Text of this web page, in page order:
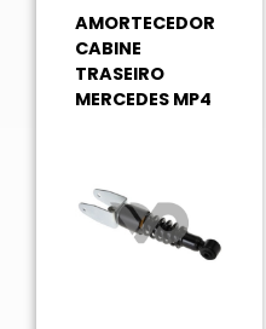
AMORTECEDOR
CABINE
TRASEIRO
MERCEDES MP4